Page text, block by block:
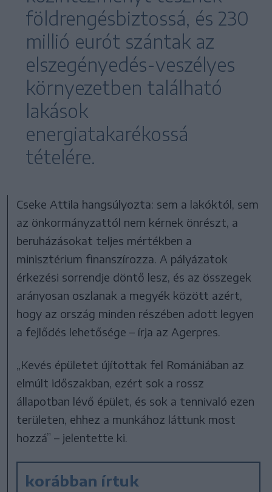
földrengésbiztossá, és 230
millió eurót szántak az
elszegényedés-veszélyes
környezetben található
lakások
energiatakarékossá
tételére.
Cseke Attila hangsúlyozta: sem a lakóktól, sem
az önkormányzattól nem kérnek önrészt, a
beruházásokat teljes mértékben a
minisztérium finanszírozza. A pályázatok
érkezési sorrendje döntő lesz, és az összegek
arányosan oszlanak a megyék között azért,
hogy az ország minden részében adott legyen
a fejlődés lehetősége – írja az Agerpres.
„Kevés épületet újítottak fel Romániában az
elmúlt időszakban, ezért sok a rossz
állapotban lévő épület, és sok a tennivaló ezen
területen, ehhez a munkához láttunk most
hozzá” – jelentette ki.
korábban írtuk